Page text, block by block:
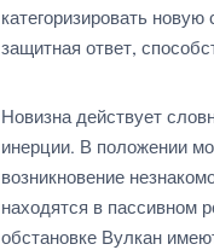
категоризировать
защитная ответ,
Новизна действует
инерции. В положении
возникновение
находятся в пассивном
обстановке Вулкан